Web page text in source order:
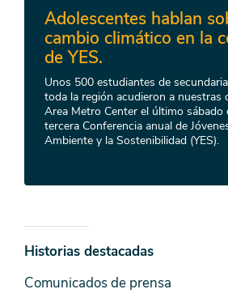
Adolescentes hablan
cambio climático en la
de YES.
Unos 500 estudiantes de
toda la región acudieron a nuestras
Area Metro Center el último sábado
tercera Conferencia anual de
Ambiente y la Sostenibilidad (YES).
Noticias
y
Historias destacadas
Comunicados de prensa